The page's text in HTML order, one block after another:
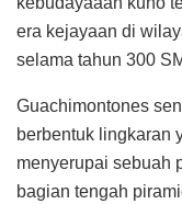
era kejayaan di
selama tahun 300
Guachimontones
berbentuk lingkaran
menyerupai sebuah
bagian tengah